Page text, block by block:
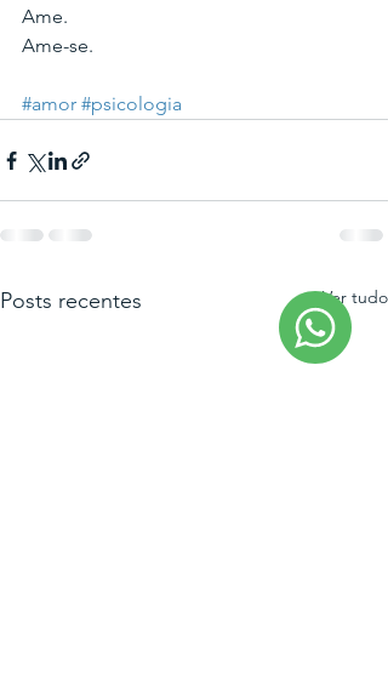
Ame.
Ame-se.
#amor #psicologia
Posts recentes Ver tudo